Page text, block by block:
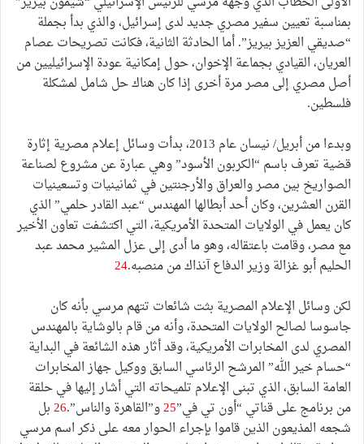
بمناسبة تعيين سفير مصري جديد لدى إسرائيل، والذي بدأ بجملة
“صديقي العزيز بيريز”. أما الحادثة الثانية، فكانت تصريحات عصام
العريان، القيادي بجماعة الإخوان، حول إمكانية عودة الإسرائيليين من
أصل مصري إلى مصر مرة أخرى إذا كان هناك حل شامل لمشكلة
فلسطين.
وبدءا من أبريل/ نيسان عام 2013، بدأت وسائل إعلام مصرية إثارة
قضية تعرف باسم “الكربون الأسود” وهي عبارة عن مشروع لصناعة
الصواريخ بين مصر والعراق والأرجنتين في ثمانينيات وتسعينيات
القرن العشرين، وكان أحد أبطالها المهندس “عبد القادر حلمي” الذي
كان يعمل في الولايات المتحدة الأمريكية، التي اكتشفت تعاون الأخير
مع مصر، وقامت باعتقاله، وهو ما أدى إلى عزل المشير محمد عبد
الحليم أبو غزالة وزير الدفاع آنذاك من منصبه.24
لكن وسائل الإعلام المصرية بثت شائعات تتهم مرسي بأنه كان
جاسوسا لصالح الولايات المتحدة، وأنه من قام بالوشاية بالمهندس
المصري لدى المخابرات الأمريكية، وقد أثار هذه الشائعة في البداية
“حسام خير الله” المرشح الرئاسي السابق ووكيل جهاز المخابرات
العامة السابق، الذي تبنى الإعلام تلميحاته التي أشار إليها في حلقة
من برنامج على قناتي “أون تي في”25و”القاهرة والناس”.26بل
شجعه المذيعون الذين قاموا بإجراء الحوار معه على ذكر اسم مرسي